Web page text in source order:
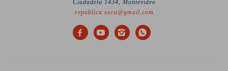
Ciudadela 1434, Montevideo
republica.soca@gmail.com
   